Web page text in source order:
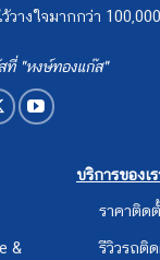
วางใจมากกว่า
"หงษ์ทองแก๊ส"
&
บริการของเ
ราคาติด
รีวิวรถติ